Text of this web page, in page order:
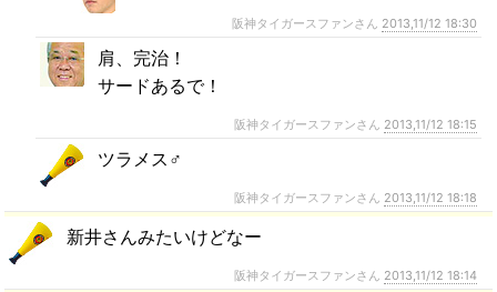
阪神タイガースファンさん 2013,11/12 18:30
肩、完治！
サードあるで！
阪神タイガースファンさん 2013,11/12 18:15
ツラメス♂
阪神タイガースファンさん 2013,11/12 18:18
新井さんみたいけどなー
阪神タイガースファンさん 2013,11/12 18:14